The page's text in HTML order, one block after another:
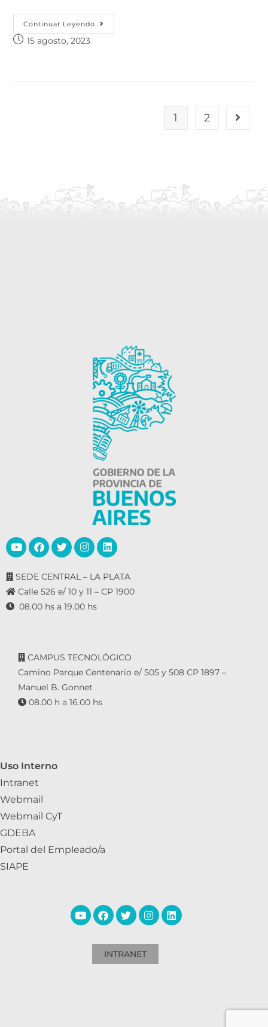
Continuar Leyendo
15 agosto, 2023
1 2
SEDE CENTRAL – LA PLATA
Calle 526 e/ 10 y 11 – CP 1900
08.00 hs a 19.00 hs
CAMPUS TECNOLÓGICO
Camino Parque Centenario e/ 505 y 508 CP 1897 –
Manuel B. Gonnet
08.00 h a 16.00 hs
Uso Interno
Intranet
Webmail
Webmail CyT
GDEBA
Portal del Empleado/a
SIAPE
INTRANET